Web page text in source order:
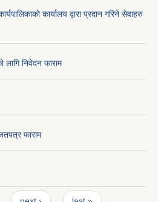
कार्यालय द्वारा प्रदान गरिने सेवाहरु
लागि निवेदन फाराम
फाराम